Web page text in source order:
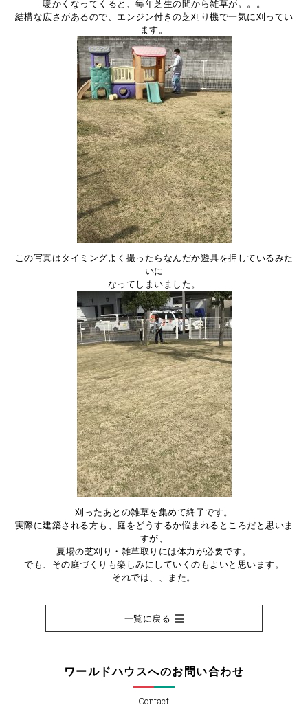
暖かくなってくると、毎年芝生の間から雑草が。。。
結構な広さがあるので、エンジン付きの芝刈り機で一気に刈ってい
ます。
この写真はタイミングよく撮ったらなんだか遊具を押しているみた
いに
なってしまいました。
刈ったあとの雑草を集めて終了です。
実際に建築される方も、庭をどうするか悩まれるところだと思いま
すが、
夏場の芝刈り・雑草取りには体力が必要です。
でも、その庭づくりも楽しみにしていくのもよいと思います。
それでは、、また。
一覧に戻る
ワールドハウスへのお問い合わせ
Contact